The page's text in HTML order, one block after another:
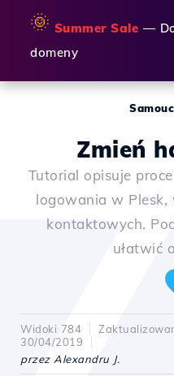
🌞 Summer Sale —
domeny
Zmień
Tutorial opisuje
logowania w Plesk,
kontaktowych.
ułatwić
Widoki 784
30/04/2019
przez Alexandru J.